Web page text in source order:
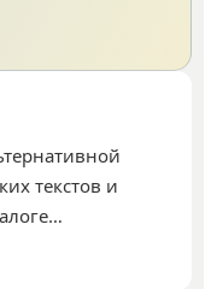
текстов и
выбирают